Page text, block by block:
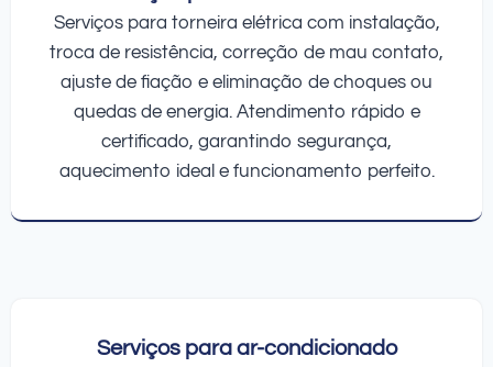
Serviços para torneira elétrica com instalação,
troca de resistência, correção de mau contato,
ajuste de fiação e eliminação de choques ou
quedas de energia. Atendimento rápido e
certificado, garantindo segurança,
aquecimento ideal e funcionamento perfeito.
Serviços para ar-condicionado